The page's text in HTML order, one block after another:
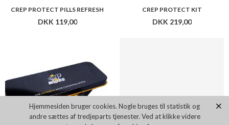
Hjemmesiden bruger cookies. Nogle bruges til statistik og
andre sættes af tredjeparts tjenester. Ved at klikke videre
CREP PROTECT PILLS REFRESH
DKK 119,00
CREP PROTECT KIT
DKK 219,00